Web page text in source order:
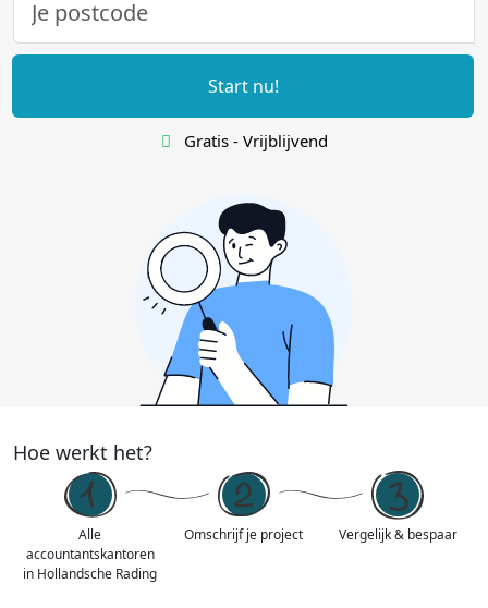
Start nu!
Gratis - Vrijblijvend
Hoe werkt het?
Alle
accountantskantoren
in Hollandsche Rading
Omschrijf je project Vergelijk & bespaar